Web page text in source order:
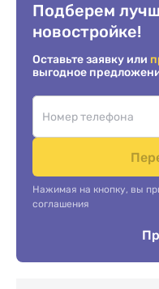
Подберем
новостройке!
Оставьте заявку или
выгодное
Нажимая на кнопку, вы
соглашения